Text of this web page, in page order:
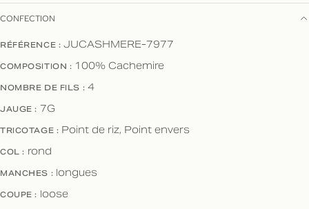
CONFECTION
RÉFÉRENCE : JUCASHMERE-7977
COMPOSITION : 100% Cachemire
NOMBRE DE FILS : 4
JAUGE : 7G
TRICOTAGE : Point de riz, Point envers
COL : rond
MANCHES : longues
COUPE : loose